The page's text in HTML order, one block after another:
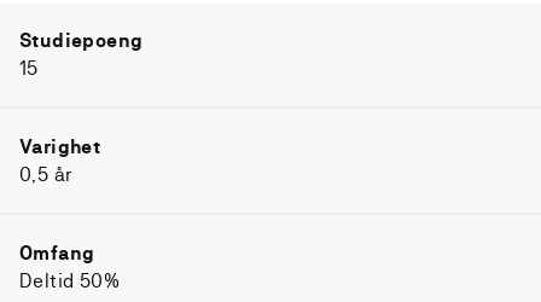
Studiepoeng
15
Varighet
0,5 år
Omfang
Deltid 50%